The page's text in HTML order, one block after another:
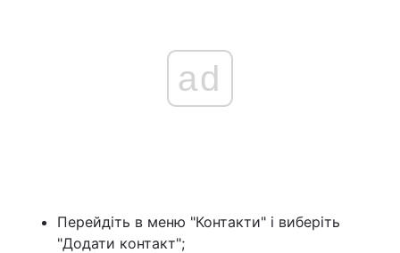
ad
Перейдіть в меню "Контакти" і виберіть
"Додати контакт";